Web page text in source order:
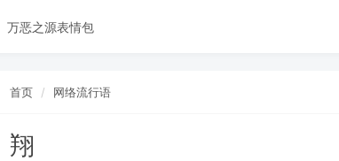
万恶之源表情包
首页 网络流行语
翔